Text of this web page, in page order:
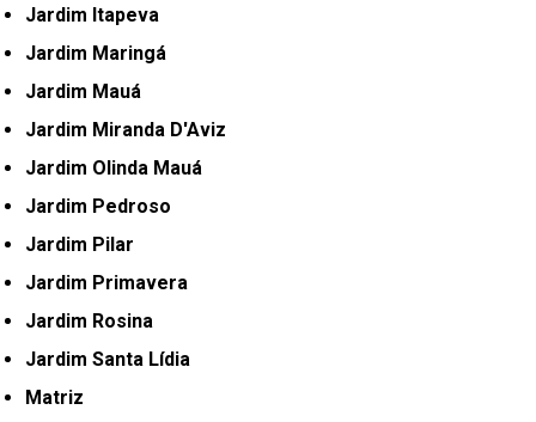
Jardim Itapeva
Jardim Maringá
Jardim Mauá
Jardim Miranda D'Aviz
Jardim Olinda Mauá
Jardim Pedroso
Jardim Pilar
Jardim Primavera
Jardim Rosina
Jardim Santa Lídia
Matriz